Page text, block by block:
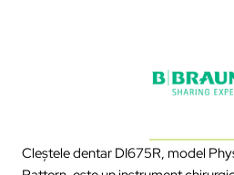
Cleștele dentar DI675R, model